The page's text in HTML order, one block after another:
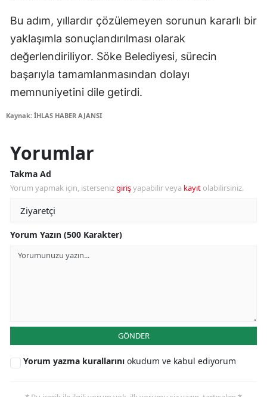
Bu adım, yıllardır çözülemeyen sorunun kararlı bir
yaklaşımla sonuçlandırılması olarak
değerlendiriliyor. Söke Belediyesi, sürecin
başarıyla tamamlanmasından dolayı
memnuniyetini dile getirdi.
Kaynak: İHLAS HABER AJANSI
Yorumlar
Takma Ad
Yorum yapmak için, istersenizgirişyapabilir veya kayıt olabilirsiniz.
Yorum Yazın (500 Karakter)
GÖNDER
Yorum yazma kurallarını okudum ve kabul ediyorum